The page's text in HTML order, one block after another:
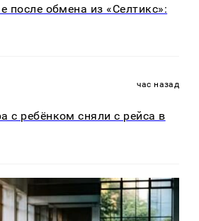
после обмена из «Селтикс»:
час назад
с ребёнком сняли с рейса в